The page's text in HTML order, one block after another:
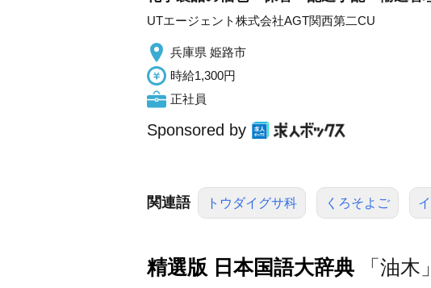
UTエージェント株式会社AGT関西第二CU
兵庫県 姫路市
時給1,300円
正社員
Sponsored by
関連語 トウダイグサ科 くろそよご
精選版 日本国語大辞典 「油木